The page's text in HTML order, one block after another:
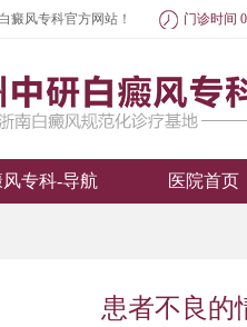
癜风专科官方网站！ 门诊时间
专科-导航 医院首页
患者不良的